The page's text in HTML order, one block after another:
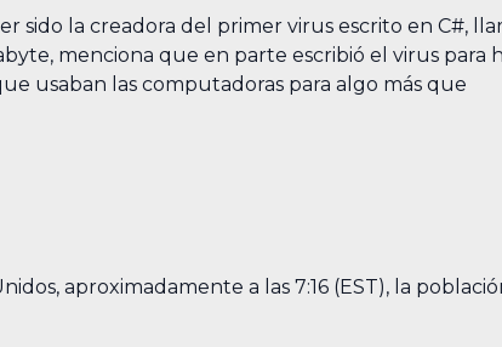
sido la creadora del primer virus escrito en C#,
menciona que en parte escribió el virus para
usaban las computadoras para algo más que
aproximadamente a las 7:16 (EST), la